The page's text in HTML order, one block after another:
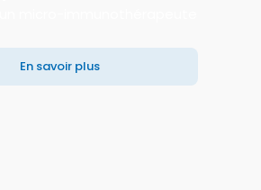
En savoir plus